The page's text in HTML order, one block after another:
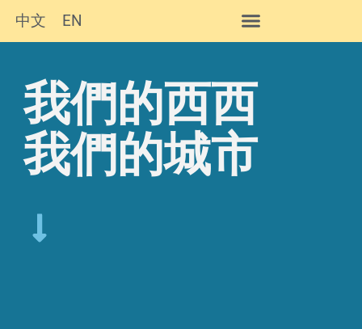
中文 EN
我們的西西
我們的城市